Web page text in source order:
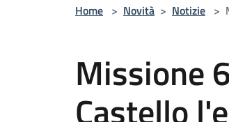
Home > Novità > Notizie >
Missione